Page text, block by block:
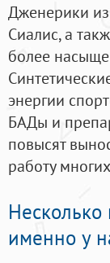
Дженерики
Сиалис, а
более
энергии
БАДы и
повысят
работу
именно у